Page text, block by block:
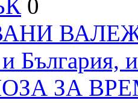
0
ВАЛЕЖИ
България,
ЗА